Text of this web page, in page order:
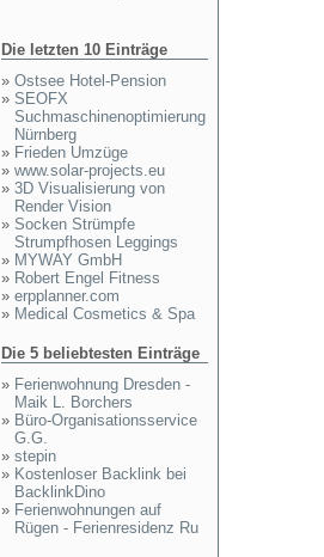
Die letzten 10 Einträge
» Ostsee Hotel-Pension
» SEOFX
Suchmaschinenoptimierung
Nürnberg
» Frieden Umzüge
» www.solar-projects.eu
» 3D Visualisierung von
Render Vision
» Socken Strümpfe
Strumpfhosen Leggings
» MYWAY GmbH
» Robert Engel Fitness
» erpplanner.com
» Medical Cosmetics & Spa
Die 5 beliebtesten Einträge
» Ferienwohnung Dresden -
Maik L. Borchers
» Büro-Organisationsservice
G.G.
» stepin
» Kostenloser Backlink bei
BacklinkDino
» Ferienwohnungen auf
Rügen - Ferienresidenz Ru